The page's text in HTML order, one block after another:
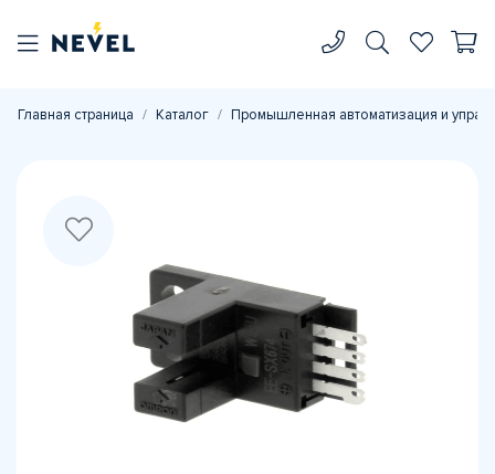
Главная страница Каталог Промышленная автоматизация и